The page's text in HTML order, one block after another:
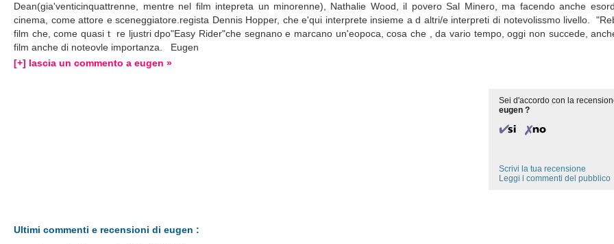
Dean(gia'venticinquattrenne, mentre nel film intepreta un minorenne), Nathalie Wood, il povero Sal Minero, ma facendo anche
cinema, come attore e sceneggiatore.regista Dennis Hopper, che e'qui interprete insieme a d altri/e interpreti di notevolissmo livello.
film che, come quasi t re ljustri dpo"Easy Rider"che segnano e marcano un'eopoca, cosa che , da vario tempo, oggi non succede,
film anche di noteovle importanza. Eugen
[+] lascia un commento a eugen »
Sei d'accordo con la
eugen ?
Scrivi la tua recensione
Leggi i commenti del pubblico
Ultimi commenti e recensioni di eugen :